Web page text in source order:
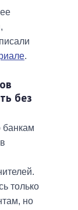
.
без
банкам
только
но